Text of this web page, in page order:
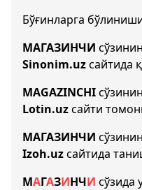
Бўғинларга
МАГАЗИНЧИ
Sinonim.uzсайтида
MAGAZINCHI
Lotin.uzсайти
МАГАЗИНЧИ
Izoh.uzсайтида
МАГАЗИНЧИ сўзида